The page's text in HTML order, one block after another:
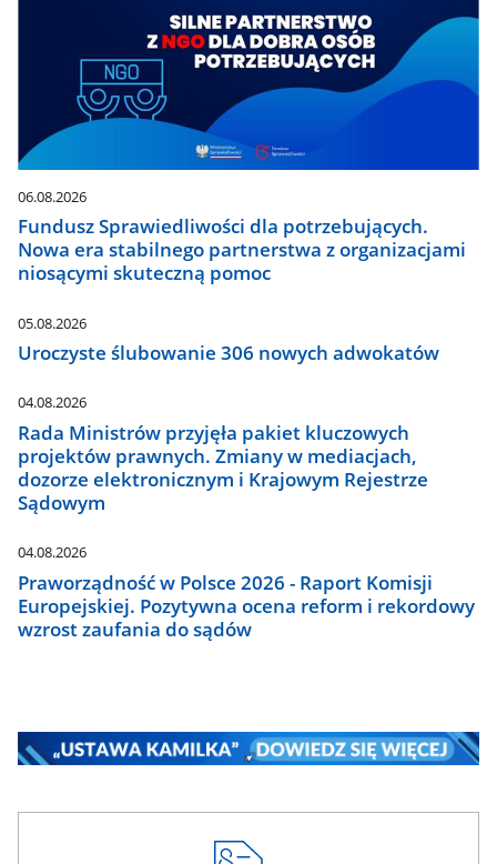
06.08.2026
Fundusz Sprawiedliwości dla potrzebujących.
Nowa era stabilnego partnerstwa z organizacjami
niosącymi skuteczną pomoc
05.08.2026
Uroczyste ślubowanie 306 nowych adwokatów
04.08.2026
Rada Ministrów przyjęła pakiet kluczowych
projektów prawnych. Zmiany w mediacjach,
dozorze elektronicznym i Krajowym Rejestrze
Sądowym
04.08.2026
Praworządność w Polsce 2026 - Raport Komisji
Europejskiej. Pozytywna ocena reform i rekordowy
wzrost zaufania do sądów